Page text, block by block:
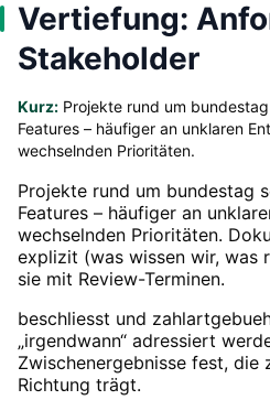
Vertiefung:
Stakeholder
Kurz: Projekte rund um
Features – häufiger an unklaren
wechselnden Prioritäten.
Projekte rund um bundestag
Features – häufiger an
wechselnden Prioritäten.
explizit (was wissen wir, was
sie mit Review-Terminen.
beschliesst und
„irgendwann“ adressiert
Zwischenergebnisse fest, die
Richtung trägt.